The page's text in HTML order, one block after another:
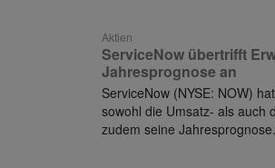
Aktien
ServiceNow übertrifft
Jahresprognose an
ServiceNow (NYSE: NOW)
sowohl die Umsatz- als auch
zudem seine